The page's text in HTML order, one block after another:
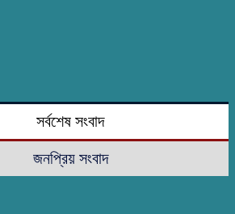
সর্বশেষ সংবাদ
জনপ্রিয় সংবাদ